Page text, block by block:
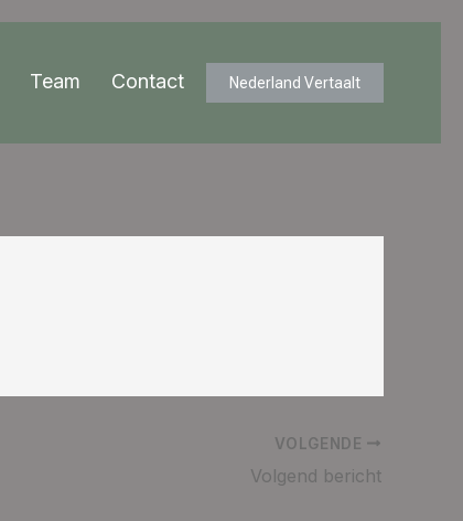
Team Contact Nederland Vertaalt
VOLGENDE
Volgend bericht